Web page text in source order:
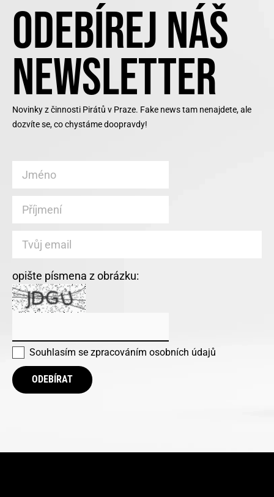
ODEBÍREJ NÁŠ
NEWSLETTER
Novinky z činnosti Pirátů v Praze. Fake news tam nenajdete, ale
dozvíte se, co chystáme doopravdy!
opište písmena z obrázku:
Souhlasím se zpracováním osobních údajů
ODEBÍRAT